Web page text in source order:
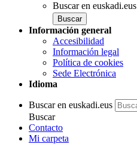
Buscar en euskadi.eus
Información general
Accesibilidad
Información legal
Política de cookies
Sede Electrónica
Idioma
Buscar en euskadi.eus
Buscar
Contacto
Mi carpeta